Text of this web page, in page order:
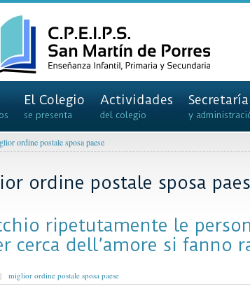
El Colegio
se presenta
Actividades
del colegio
Secretaría
y
ordine postale sposa paese
ordine postale sposa
ripetutamente le
cerca dell’amore si fanno
miglior ordine postale sposa paese